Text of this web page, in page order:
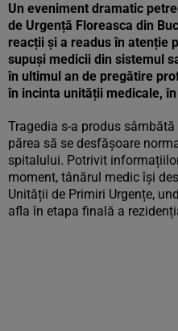
Un eveniment dramatic
de Urgență Floreasca din
reacții și a readus în atenție
supuși medicii din sistemul
în ultimul an de pregătire
în incinta unității medicale,
Tragedia s-a produs
părea să se desfășoare
spitalului. Potrivit
moment, tânărul medic își
Unității de Primiri Urgențe,
afla în etapa finală a